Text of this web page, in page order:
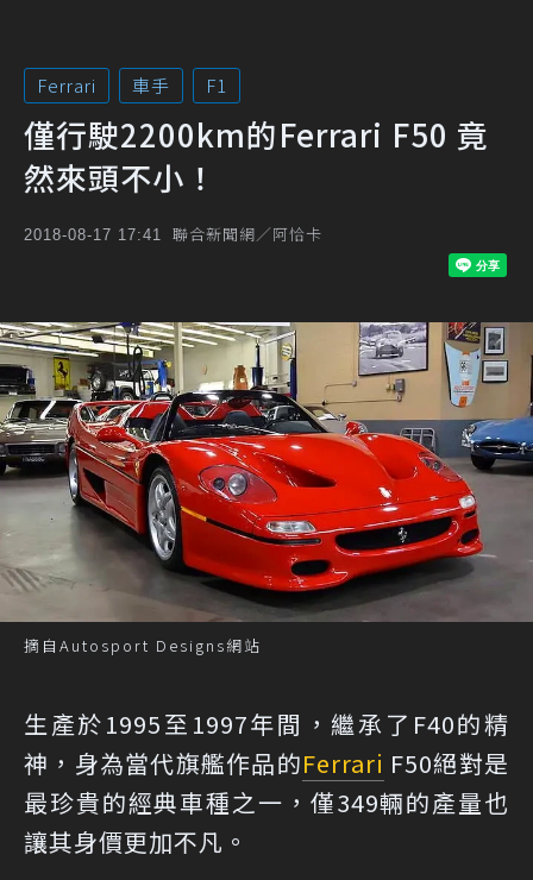
Ferrari 車手 F1
僅行駛2200km的Ferrari F50 竟
然來頭不小！
2018-08-17 17:41 聯合新聞網／阿恰卡
摘自Autosport Designs網站
生產於1995至1997年間，繼承了F40的精
神，身為當代旗艦作品的Ferrari F50絕對是
最珍貴的經典車種之一，僅349輛的產量也
讓其身價更加不凡。